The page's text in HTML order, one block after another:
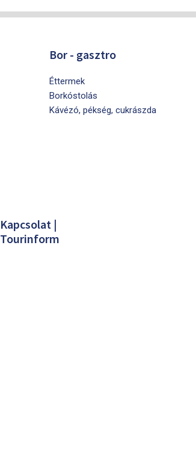
Bor - gasztro
Éttermek
Borkóstolás
Kávézó, pékség, cukrászda
Kapcsolat |
Tourinform